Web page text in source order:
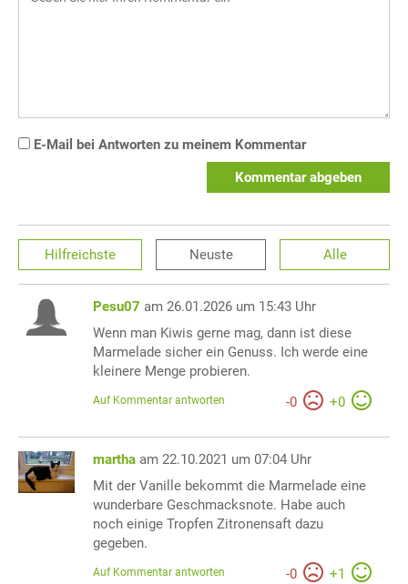
E-Mail bei Antworten zu meinem Kommentar
Kommentar abgeben
Hilfreichste Neuste Alle
Pesu07 am 26.01.2026 um 15:43 Uhr
Wenn man Kiwis gerne mag, dann ist diese
Marmelade sicher ein Genuss. Ich werde eine
kleinere Menge probieren.
-0 +0
Auf Kommentar antworten
martha am 22.10.2021 um 07:04 Uhr
Mit der Vanille bekommt die Marmelade eine
wunderbare Geschmacksnote. Habe auch
noch einige Tropfen Zitronensaft dazu
gegeben.
-0 +1
Auf Kommentar antworten